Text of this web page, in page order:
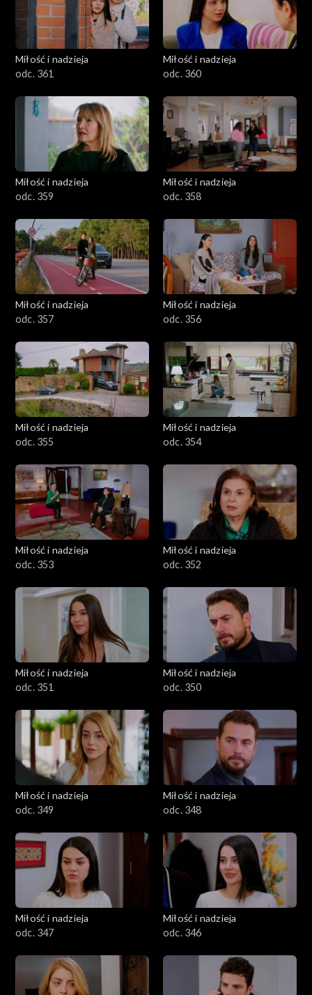
Miłość i nadzieja
odc. 361
Miłość i nadzieja
odc. 360
Miłość i nadzieja
odc. 359
Miłość i nadzieja
odc. 358
Miłość i nadzieja
odc. 357
Miłość i nadzieja
odc. 356
Miłość i nadzieja
odc. 355
Miłość i nadzieja
odc. 354
Miłość i nadzieja
odc. 353
Miłość i nadzieja
odc. 352
Miłość i nadzieja
odc. 351
Miłość i nadzieja
odc. 350
Miłość i nadzieja
odc. 349
Miłość i nadzieja
odc. 348
Miłość i nadzieja
odc. 347
Miłość i nadzieja
odc. 346